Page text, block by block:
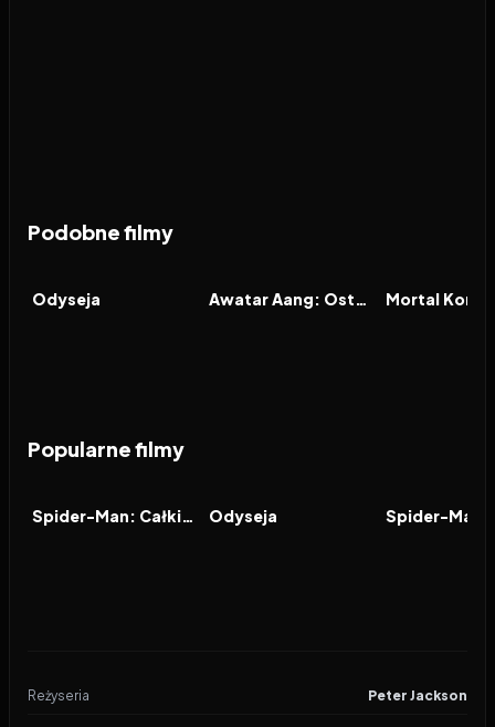
Podobne filmy
FILM
Odyseja FILM Awatar Aang: Ostatni władca wiatru FILM
Mortal
Popularne filmy
FILM Spider-Man: Całkiem nowy dzień FILM
Odyseja FILM
Reżyseria Peter Jackson